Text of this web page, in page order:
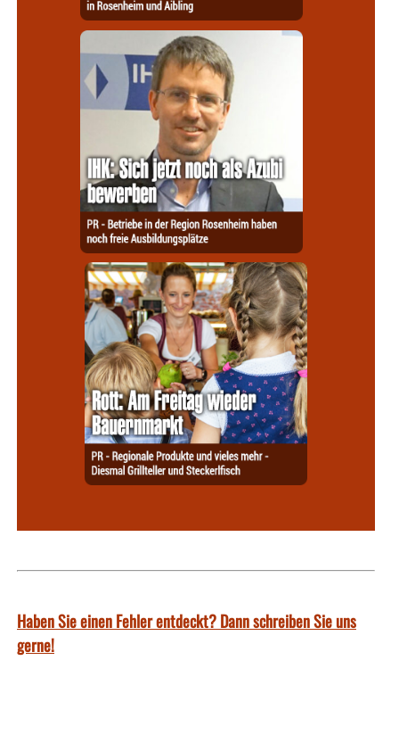
Haben Sie einen Fehler entdeckt? Dann schreiben Sie uns
gerne!